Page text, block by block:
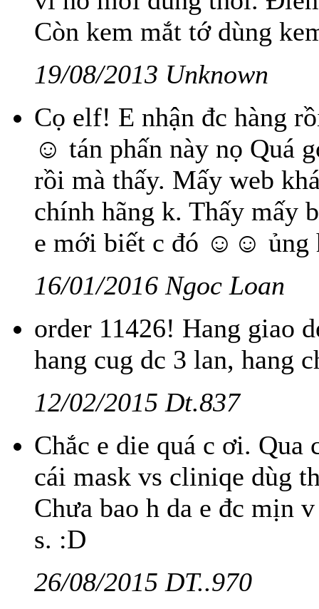
Còn kem mắt tớ dùng
19/08/2013 Unknown
Cọ elf! E nhận đc hàng
☺ tán phấn này nọ Quá
rồi mà thấy. Mấy web
chính hãng k. Thấy mấy
e mới biết c đó ☺☺ ủng
16/01/2016 Ngoc Loan
order 11426! Hang giao
hang cug dc 3 lan, hang
12/02/2015 Dt.837
Chắc e die quá c ơi.
cái mask vs cliniqe dùg
Chưa bao h da e đc mịn
s. :D
26/08/2015 DT..970